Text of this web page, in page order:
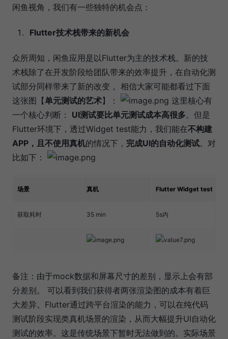
闲鱼视角，我们有一些独特的机会点：
Flutter技术栈带来的新机会
众所周知，闲鱼应用是以Flutter为主的技术栈。新的技
术栈除了在开发阶段给团队带来的效率提升，在自动化测
试部分同样带来了新的改变 。相信大家可能都看过下面
这张图【单元测试的艺术】：
这里核心有
一个核心判断： UI测试要比单元测试成本高很多。但是
Flutter环境下，透过Widget test能力，我们能在不构建
APP，且不使用真机的情况下， 完成UI的自动化测试。对
比如下：
场景 真机 Flutter Widget test
获取耗时 35 min 5s内
备注：由于mock数据和屏幕尺寸的差别，显示上会有部
分差别。 可以看到我们获得者两张渲染图的成本有着巨
大差异。Flutter通过跨平台渲染的能力，可以在纯代码
测试阶段实现类真机场景的渲染，从而大幅提升UI自动化
测试的效率。这是传统场景下暂时无法做到的。实际场景